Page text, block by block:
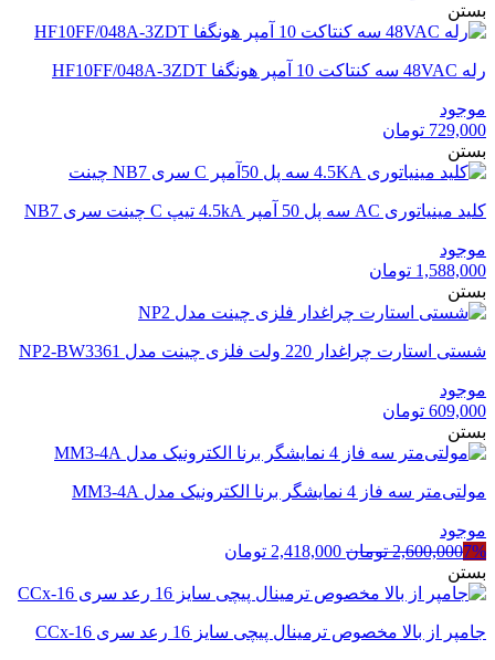
بستن
رله 48VAC سه کنتاکت 10 آمپر هونگفا HF10FF/048A-3ZDT
موجود
729,000 تومان
بستن
کلید مینیاتوری AC سه پل 50 آمپر 4.5kA تیپ C چینت سری NB7
موجود
1,588,000 تومان
بستن
شستی استارت چراغدار 220 ولت فلزی چینت مدل NP2-BW3361
موجود
609,000 تومان
بستن
مولتی‌متر سه فاز 4 نمایشگر برنا الکترونیک مدل MM3-4A
موجود
7%
2,600,000 تومان قیمت
2,600,000 تومان
2,418,000 تومان
2,418,000 تومان
بستن
جامپر از بالا مخصوص ترمینال پیچی سایز 16 رعد سری CCx-16